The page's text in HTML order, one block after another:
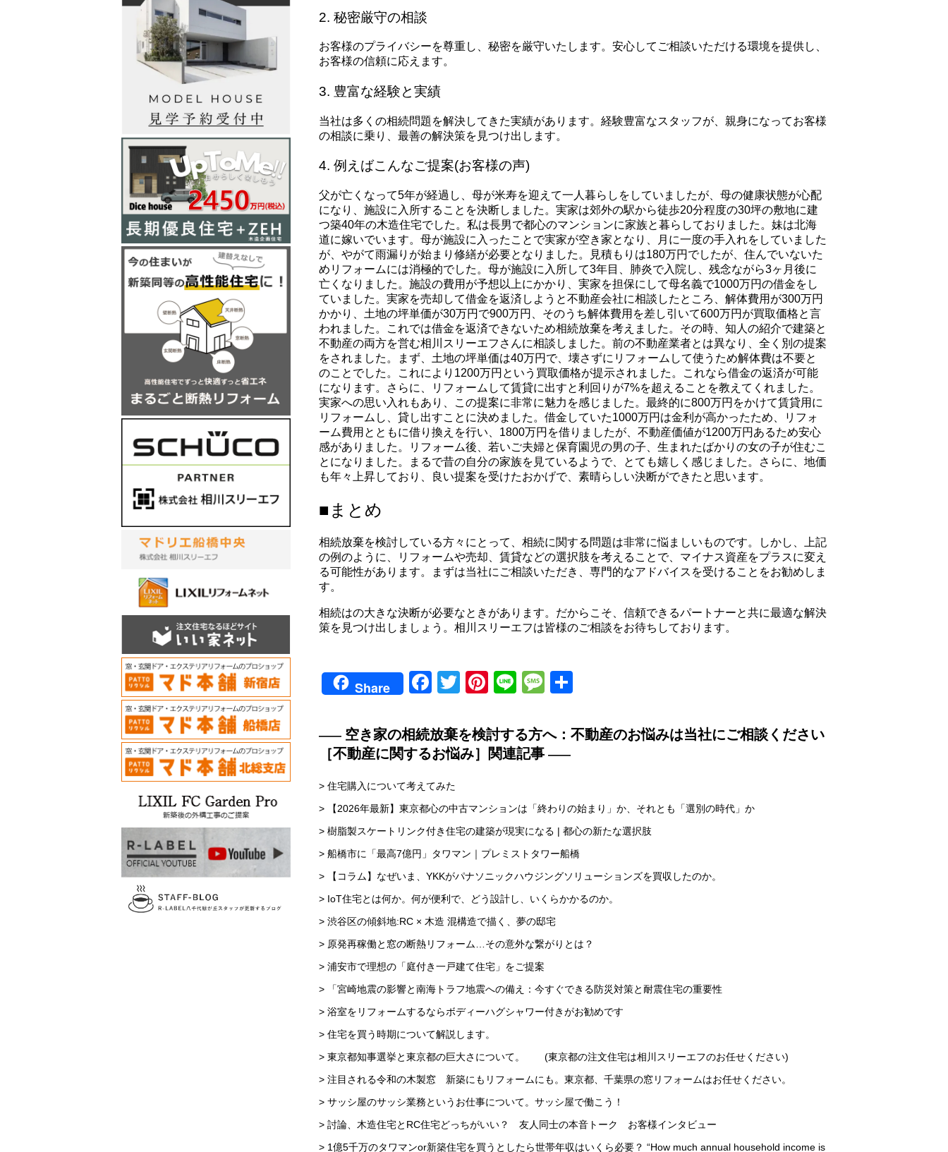
2. 秘密厳守の相談
お客様のプライバシーを尊重し、秘密を厳守いたします。安心してご相談いただける環境を提供し、
お客様の信頼に応えます。
3. 豊富な経験と実績
当社は多くの相続問題を解決してきた実績があります。経験豊富なスタッフが、親身になってお客様
の相談に乗り、最善の解決策を見つけ出します。
4. 例えばこんなご提案(お客様の声)
父が亡くなって5年が経過し、母が米寿を迎えて一人暮らしをしていましたが、母の健康状態が心配
になり、施設に入所することを決断しました。実家は郊外の駅から徒歩20分程度の30坪の敷地に建
つ築40年の木造住宅でした。私は長男で都心のマンションに家族と暮らしておりました。妹は北海
道に嫁いでいます。母が施設に入ったことで実家が空き家となり、月に一度の手入れをしていました
が、やがて雨漏りが始まり修繕が必要となりました。見積もりは180万円でしたが、住んでいないた
めリフォームには消極的でした。母が施設に入所して3年目、肺炎で入院し、残念ながら3ヶ月後に
亡くなりました。施設の費用が予想以上にかかり、実家を担保にして母名義で1000万円の借金をし
ていました。実家を売却して借金を返済しようと不動産会社に相談したところ、解体費用が300万円
かかり、土地の坪単価が30万円で900万円、そのうち解体費用を差し引いて600万円が買取価格と言
われました。これでは借金を返済できないため相続放棄を考えました。その時、知人の紹介で建築と
不動産の両方を営む相川スリーエフさんに相談しました。前の不動産業者とは異なり、全く別の提案
をされました。まず、土地の坪単価は40万円で、壊さずにリフォームして使うため解体費は不要と
のことでした。これにより1200万円という買取価格が提示されました。これなら借金の返済が可能
になります。さらに、リフォームして賃貸に出すと利回りが7%を超えることを教えてくれました。
実家への思い入れもあり、この提案に非常に魅力を感じました。最終的に800万円をかけて賃貸用に
リフォームし、貸し出すことに決めました。借金していた1000万円は金利が高かったため、リフォ
ーム費用とともに借り換えを行い、1800万円を借りましたが、不動産価値が1200万円あるため安心
感がありました。リフォーム後、若いご夫婦と保育園児の男の子、生まれたばかりの女の子が住むこ
とになりました。まるで昔の自分の家族を見ているようで、とても嬉しく感じました。さらに、地価
も年々上昇しており、良い提案を受けたおかげで、素晴らしい決断ができたと思います。
■まとめ
相続放棄を検討している方々にとって、相続に関する問題は非常に悩ましいものです。しかし、上記
の例のように、リフォームや売却、賃貸などの選択肢を考えることで、マイナス資産をプラスに変え
る可能性があります。まずは当社にご相談いただき、専門的なアドバイスを受けることをお勧めしま
す。
相続はの大きな決断が必要なときがあります。だからこそ、信頼できるパートナーと共に最適な解決
策を見つけ出しましょう。相川スリーエフは皆様のご相談をお待ちしております。
Share Facebook
TwitterPinterest
LineMessage
空き家の相続放棄を検討する方へ：不動産のお悩みは当社にご相談ください
［不動産に関するお悩み］関連記事
> 住宅購入について考えてみた
> 【2026年最新】東京都心の中古マンションは「終わりの始まり」か、それとも「選別の時代」か
> 樹脂製スケートリンク付き住宅の建築が現実になる | 都心の新たな選択肢
> 船橋市に「最高7億円」タワマン｜プレミストタワー船橋
> 【コラム】なぜいま、YKKがパナソニックハウジングソリューションズを買収したのか。
> IoT住宅とは何か。何が便利で、どう設計し、いくらかかるのか。
> 渋谷区の傾斜地:RC × 木造 混構造で描く、夢の邸宅
> 原発再稼働と窓の断熱リフォーム…その意外な繋がりとは？
> 浦安市で理想の「庭付き一戸建て住宅」をご提案
> 「宮崎地震の影響と南海トラフ地震への備え：今すぐできる防災対策と耐震住宅の重要性
> 浴室をリフォームするならボディーハグシャワー付きがお勧めです
> 住宅を買う時期について解説します。
> 東京都知事選挙と東京都の巨大さについて。 (東京都の注文住宅は相川スリーエフのお任せください)
> 注目される令和の木製窓 新築にもリフォームにも。東京都、千葉県の窓リフォームはお任せください。
> サッシ屋のサッシ業務というお仕事について。サッシ屋で働こう！
> 討論、木造住宅とRC住宅どっちがいい？ 友人同士の本音トーク お客様インタビュー
> 1億5千万のタワマンor新築住宅を買うとしたら世帯年収はいくら必要？ “How much annual household income is